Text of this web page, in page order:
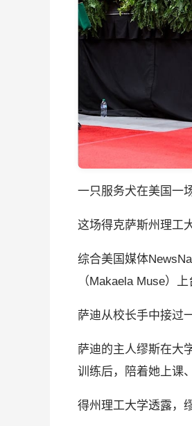
一只服务犬在美国一
这场得克萨斯州理工
综合美国媒体
（Makaela Muse）
萨迪从校长手中接过
萨迪的主人缪斯在大
训练后，陪着她上课
得州理工大学透露，